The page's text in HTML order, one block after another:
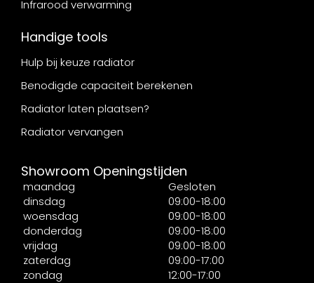
Infrarood verwarming
Handige tools
Hulp bij keuze radiator
Benodigde capaciteit berekenen
Radiator laten plaatsen?
Radiator vervangen
Showroom Openingstijden
maandag
Gesloten
dinsdag
09:00-18:00
woensdag
09:00-18:00
donderdag
09:00-18:00
vrijdag
09:00-18:00
zaterdag
09:00-17:00
zondag
12:00-17:00